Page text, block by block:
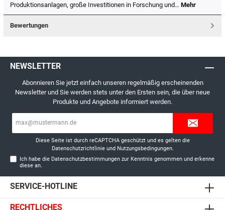
Produktionsanlagen, große Investitionen in Forschung und… Mehr
Bewertungen
NEWSLETTER
Abonnieren Sie jetzt einfach unseren regelmäßig erscheinenden
Newsletter und Sie werden stets unter den Ersten sein, die über neue
Produkte und Angebote informiert werden.
Diese Seite ist durch reCAPTCHA geschützt und es gelten die
Datenschutzrichtlinieund Nutzungsbedingungen.
Ich habe die Datenschutzbestimmungen zur Kenntnis genommen und erkenne
diese an.
SERVICE-HOTLINE
RECHTLICHES